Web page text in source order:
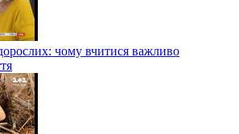
чому вчитися важливо